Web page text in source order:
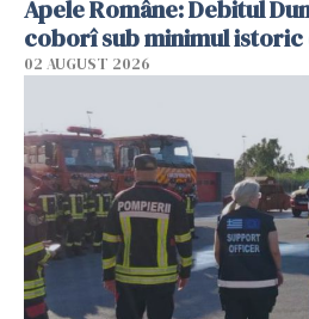
Apele Române: Debitul
coborî sub minimul istoric
02 AUGUST 2026